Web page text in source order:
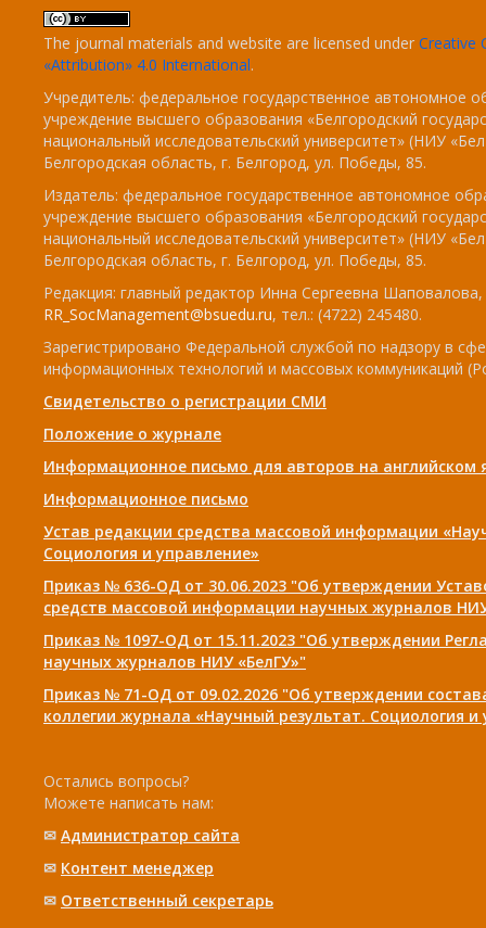
The journal materials and website are licensed under Creative
«Attribution» 4.0 International.
Учредитель: федеральное государственное автономное
учреждение высшего образования «Белгородский
национальный исследовательский университет» (НИУ
Белгородская область, г. Белгород, ул. Победы, 85.
Издатель: федеральное государственное автономное
учреждение высшего образования «Белгородский
национальный исследовательский университет» (НИУ
Белгородская область, г. Белгород, ул. Победы, 85.
Редакция: главный редактор Инна Сергеевна
RR_SocManagement@bsuedu.ru, тел.: (4722) 245480.
Зарегистрировано Федеральной службой по надзору в
информационных технологий и массовых коммуникаций
Свидетельство о регистрации СМИ
Положение о журнале
Информационное письмо для авторов на английском
Информационное письмо
Устав редакции средства массовой информации
Социология и управление»
Приказ № 636-ОД от 30.06.2023 "Об утверждении
средств массовой информации научных журналов
Приказ № 1097-ОД от 15.11.2023 "Об утверждении
научных журналов НИУ «БелГУ»"
Приказ № 71-ОД от 09.02.2026 "Об утверждении
коллегии журнала «Научный результат. Социология и
Остались вопросы?
Можете написать нам:
✉ Администратор сайта
✉ Контент менеджер
✉ Ответственный cекретарь